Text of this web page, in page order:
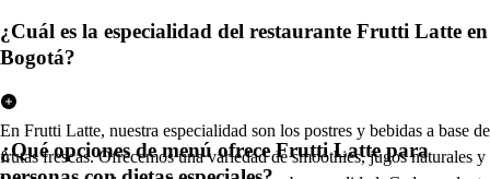
¿Cuál es la especialidad del restaurante Frutti Latte en
Bogotá?
En Frutti Latte, nuestra especialidad son los postres y bebidas a base de
frutas frescas. Ofrecemos una variedad de smoothies, jugos naturales y
¿Qué opciones de menú ofrece Frutti Latte para